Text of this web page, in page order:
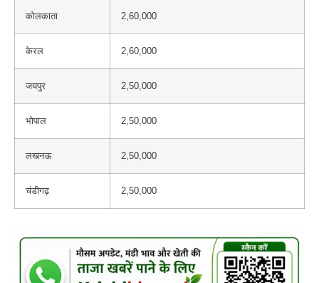
कोलकाता 2,60,000
केरल 2,60,000
जयपुर 2,50,000
भोपाल 2,50,000
लखनऊ 2,50,000
चंडीगढ़ 2,50,000